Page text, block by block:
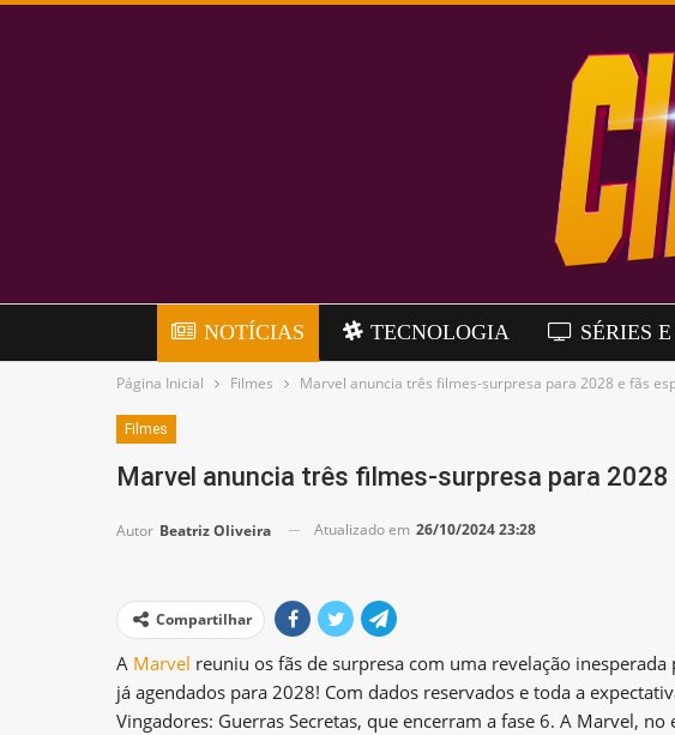
NOTÍCIAS TECNOLOGIA SÉRIES
Página Inicial Filmes Marvel anuncia três filmes-surpresa para 2028 e fãs
Filmes
Marvel anuncia três filmes-surpresa para
Autor Beatriz Oliveira Atualizado em 26/10/2024 23:28
Compartilhar
A Marvel reuniu os fãs de surpresa com uma revelação
já agendados para 2028! Com dados reservados e toda a
Vingadores: Guerras Secretas, que encerram a fase 6. A Marvel,